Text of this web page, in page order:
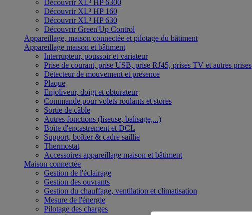
Découvrir XL³ HP 6300
Découvrir XL³ HP 160
Découvrir XL³ HP 630
Découvrir Green'Up Control
Appareillage, maison connectée et pilotage du bâtiment
Appareillage maison et bâtiment
Interrupteur, poussoir et variateur
Prise de courant, prise USB, prise RJ45, prises TV et autres prises
Détecteur de mouvement et présence
Plaque
Enjoliveur, doigt et obturateur
Commande pour volets roulants et stores
Sortie de câble
Autres fonctions (liseuse, balisage,...)
Boîte d'encastrement et DCL
Support, boîtier & cadre saillie
Thermostat
Accessoires appareillage maison et bâtiment
Maison connectée
Gestion de l'éclairage
Gestion des ouvrants
Gestion du chauffage, ventilation et climatisation
Mesure de l'énergie
Pilotage des charges